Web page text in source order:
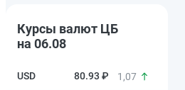
Курсы валют ЦБ
на 06.08
80.93 ₽ 1,07